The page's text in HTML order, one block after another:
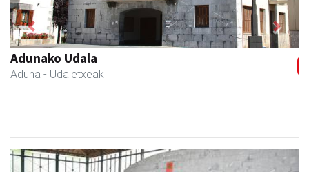
Adunako Udala
Aduna - Udaletxeak
Previous Next